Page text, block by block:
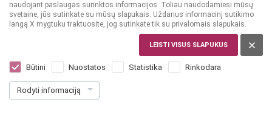
naudojant paslaugas surinktos informacijos. Toliau naudodamiesi mūsų
svetaine, jūs sutinkate su mūsų slapukais. Uždarius informacinį sutikimo
langą X mygtuku traktuosite, jog sutinkate tik su privalomais slapukais.
LEISTI VISUS SLAPUKUS
Būtini Nuostatos Statistika Rinkodara
Rodyti informaciją
Buffalo Trace Kentucky Bourbon 0,7 l
(2)
99